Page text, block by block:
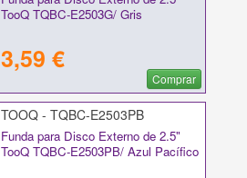
TooQ TQBC-E2503G/ Gris
3,59 €
Comprar
TOOQ - TQBC-E2503PB
Funda para Disco Externo de 2.5"
TooQ TQBC-E2503PB/ Azul Pacífico